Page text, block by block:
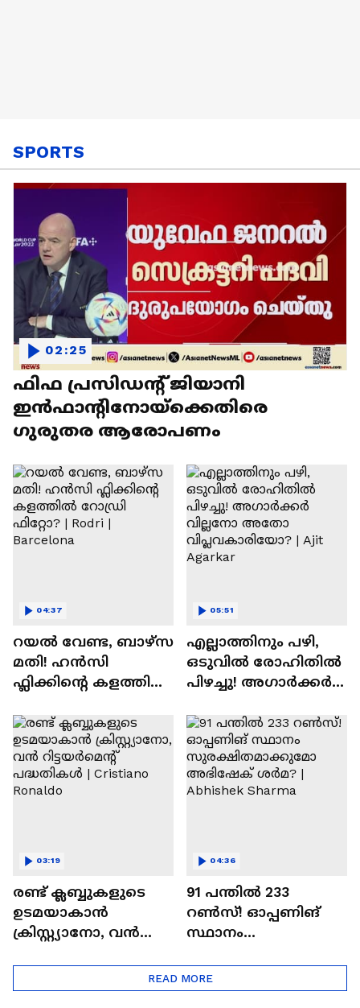
SPORTS
ഫിഫ പ്രസിഡന്റ് ജിയാനി
ഇൻഫാന്റിനോയ്‌ക്കെതിരെ
ഗുരുതര ആരോപണം
02:25
റയല്‍ വേണ്ട, ബാഴ്‌സ
മതി! ഹൻസി
ഫ്ലിക്കിന്റെ കളത്തില്‍
Rodri | Barcelona
04:37
എല്ലാത്തിനും പഴി,
ഒടുവില്‍ രോഹിതില്‍
പിഴച്ചു! അഗാര്‍ക്കർ
വിപ്ലവകാരിയോ? |
Ajit Agarkar
05:51
രണ്ട്‌ ക്ലബ്ബുകളുടെ
ഉടമയാകാന്‍
ക്രിസ്റ്റ്യാനോ, വന്‍
പദ്ധതികള്‍ | Cristiano
Ronaldo
03:19
91 പന്തില്‍ 233
റണ്‍സ്! ഓപ്പണിങ്
സ്ഥാനം
അഭിഷേക് ശർമ? |
Abhishek Sharma
04:36
READ MORE